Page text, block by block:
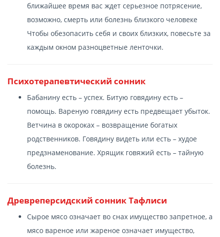
ближайшее время вас ждет серьезное потрясение,
возможно, смерть или болезнь близкого человеке
Чтобы обезопасить себя и своих близких, повесьте за
каждым окном разноцветные ленточки.
Психотерапевтический сонник
Бабанину есть – успех. Битую говядину есть –
помощь. Вареную говядину есть предвещает убыток.
Ветчина в окороках – возвращение богатых
родственников. Говядину видеть или есть – худое
предзнаменование. Хрящик говяжий есть – тайную
болезнь.
Древреперсидский сонник Тафлиси
Сырое мясо означает во снах имущество запретное, а
мясо вареное или жареное означает имущество,